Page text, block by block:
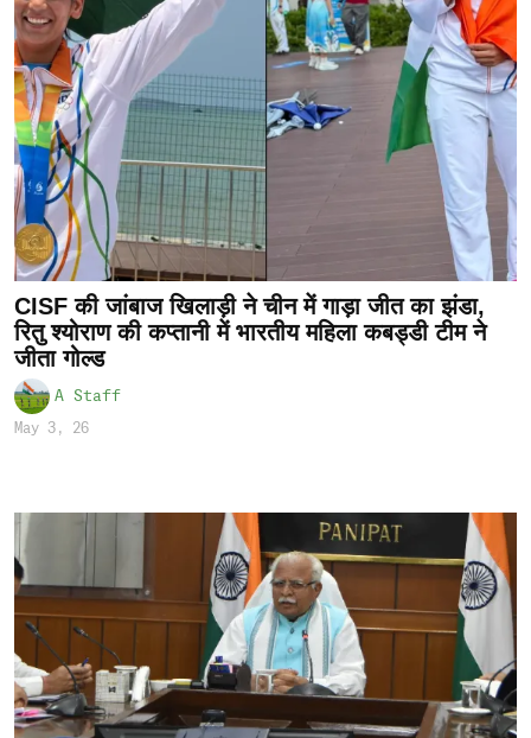
CISF की जांबाज खिलाड़ी ने चीन में गाड़ा जीत का झंडा,
रितु श्योराण की कप्तानी में भारतीय महिला कबड्डी टीम ने
जीता गोल्ड
A Staff
May 3, 26